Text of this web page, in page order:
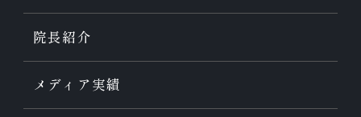
院長紹介
メディア実績